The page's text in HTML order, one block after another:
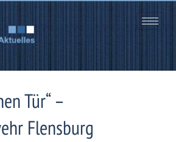
Tür“ –
Flensburg